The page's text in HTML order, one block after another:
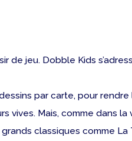
de jeu. Dobble Kids
par carte, pour
Mais, comme dans
classiques comme